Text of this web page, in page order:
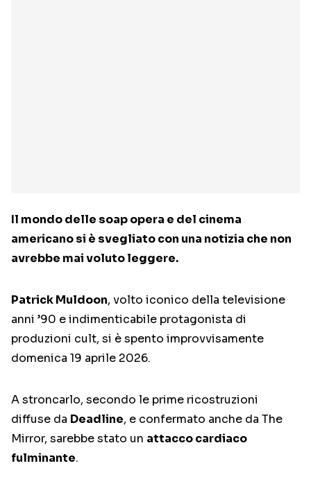
Il mondo delle soap opera e del cinema
americano si è svegliato con una notizia che non
avrebbe mai voluto leggere.
Patrick Muldoon, volto iconico della televisione
anni ’90 e indimenticabile protagonista di
produzioni cult, si è spento improvvisamente
domenica 19 aprile 2026.
A stroncarlo, secondo le prime ricostruzioni
diffuse da Deadline, e confermato anche da The
Mirror, sarebbe stato un attacco cardiaco
fulminante.